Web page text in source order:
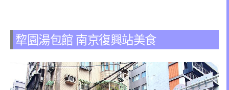
犂園湯包館 南京復興站美食